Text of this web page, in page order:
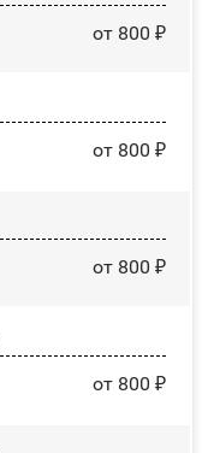
от 800 ₽
от 800 ₽
от 800 ₽
от 800 ₽